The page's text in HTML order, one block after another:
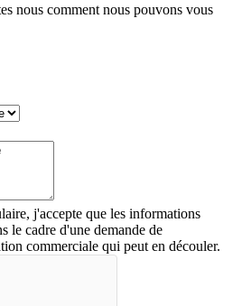
nous comment nous pouvons vous
j'accepte que les informations
le cadre d'une demande de
commerciale qui peut en découler.